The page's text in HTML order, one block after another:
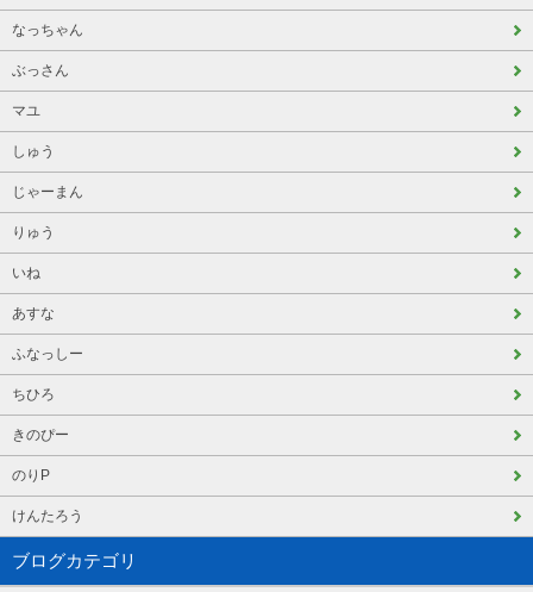
なっちゃん
ぶっさん
マユ
しゅう
じゃーまん
りゅう
いね
あすな
ふなっしー
ちひろ
きのぴー
のりP
けんたろう
ブログカテゴリ